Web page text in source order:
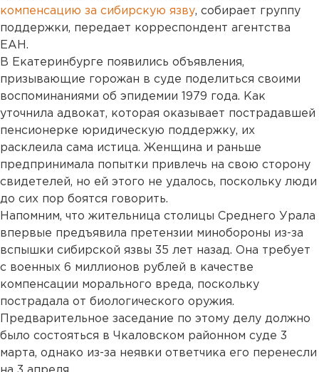
компенсацию за сибирскую язву, собирает группу
поддержки, передает корреспондент агентства
ЕАН.
В Екатеринбурге появились объявления,
призывающие горожан в суде поделиться своими
воспоминаниями об эпидемии 1979 года. Как
уточнила адвокат, которая оказывает пострадавшей
пенсионерке юридическую поддержку, их
расклеила сама истица. Женщина и раньше
предпринимала попытки привлечь на свою сторону
свидетелей, но ей этого не удалось, поскольку люди
до сих пор боятся говорить.
Напомним, что жительница столицы Среднего Урала
впервые предъявила претензии минобороны из-за
вспышки сибирской язвы 35 лет назад. Она требует
с военных 6 миллионов рублей в качестве
компенсации морального вреда, поскольку
пострадала от биологического оружия.
Предварительное заседание по этому делу должно
было состояться в Чкаловском районном суде 3
марта, однако из-за неявки ответчика его перенесли